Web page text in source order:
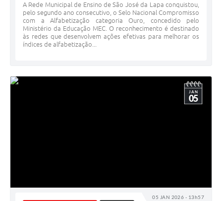
A Rede Municipal de Ensino de São José da Lapa conquistou,
pelo segundo ano consecutivo, o Selo Nacional Compromisso
com a Alfabetização categoria Ouro, concedido pelo
Ministério da Educação MEC. O reconhecimento é destinado
às redes que desenvolvem ações efetivas para melhorar os
índices de alfabetização...
05 JAN 2026 - 13h57
JAN
05